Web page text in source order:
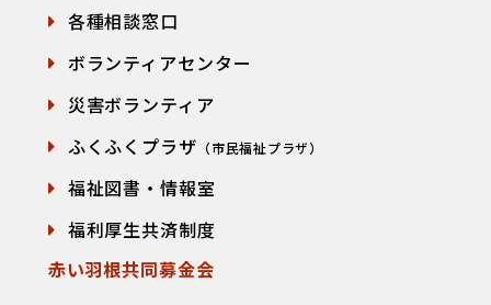
各種相談窓口
ボランティアセンター
災害ボランティア
ふくふくプラザ （市民福祉プラザ）
福祉図書・情報室
福利厚生共済制度
赤い羽根共同募金会